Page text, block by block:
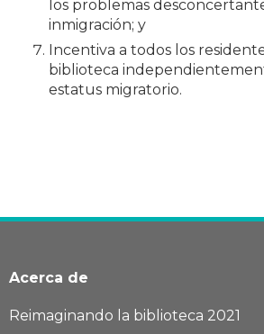
los problemas
inmigración; y
Incentiva a todos los
biblioteca
estatus migratorio.
Acerca de
Reimaginando la biblioteca 2021